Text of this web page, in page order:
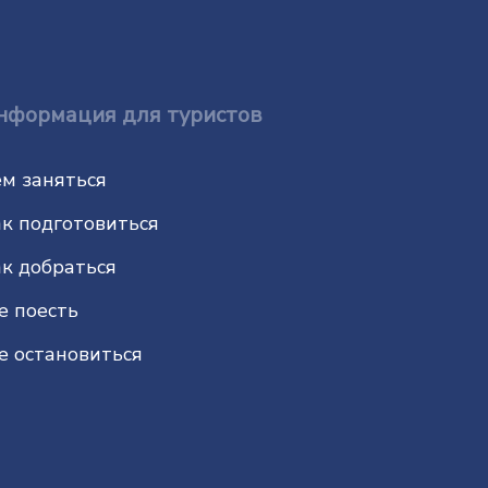
для туристов
заняться
подготовиться
добраться
поесть
остановиться